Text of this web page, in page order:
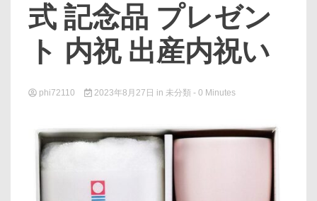
式 記念品 プレゼン
ト 内祝 出産内祝い
phi72110 2023年8月27日 in 未分類 - 0 Minutes